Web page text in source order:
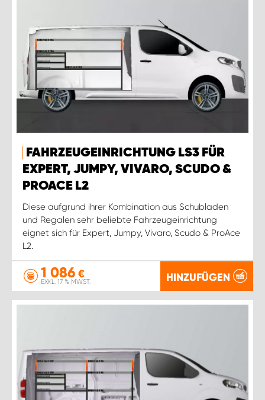
FAHRZEUGEINRICHTUNG LS3 FÜR
EXPERT, JUMPY, VIVARO, SCUDO &
PROACE L2
Diese aufgrund ihrer Kombination aus Schubladen
und Regalen sehr beliebte Fahrzeugeinrichtung
eignet sich für Expert, Jumpy, Vivaro, Scudo & ProAce
L2.
1 086 €
EXKL. 17 % MWST. HINZUFÜGEN